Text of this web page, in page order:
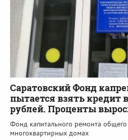
Саратовский Фонд
пытается взять кредит
рублей. Проценты
Фонд капитального ремонта
многоквартирных домах